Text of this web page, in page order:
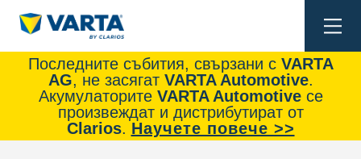
Последните събития, свързани с VARTA
AG, не засягат VARTA Automotive.
Акумулаторите VARTA Automotiveсе
произвеждат и дистрибутират от
Clarios. Научете повече >>